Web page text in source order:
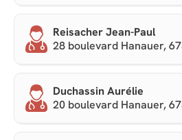
Reisacher Jean-Paul
28 boulevard Hanauer,
Duchassin Aurélie
20 boulevard Hanauer,